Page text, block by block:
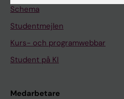
Schema
Studentmejlen
Kurs- och programwebbar
Student på KI
Medarbetare